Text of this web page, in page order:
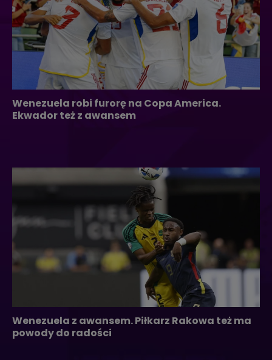
Wenezuela robi furorę na Copa America.
Ekwador też z awansem
Wenezuela z awansem. Piłkarz Rakowa też ma
powody do radości